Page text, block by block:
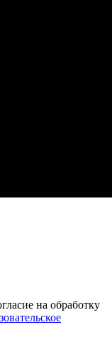
на обработку